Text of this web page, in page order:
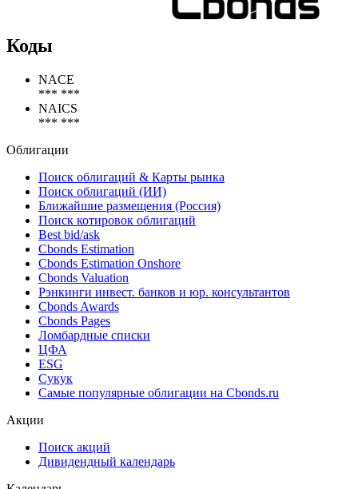
Коды
*** ***
*** ***
Облигации
Поиск облигаций & Карты рынка
Поиск облигаций (ИИ)
Ближайшие размещения (Россия)
Поиск котировок облигаций
Best bid/ask
Cbonds Estimation
Cbonds Estimation Onshore
Cbonds Valuation
Рэнкинги инвест. банков и юр. консультантов
Cbonds Awards
Cbonds Pages
Ломбардные списки
ESG
Самые популярные облигации на Cbonds.ru